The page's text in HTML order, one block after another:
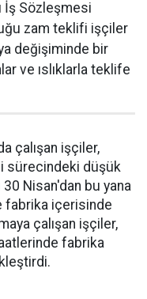
İş Sözleşmesi
zam teklifi işçiler
değişiminde bir
ve ıslıklarla teklife
çalışan işçiler,
sürecindeki düşük
Nisan'dan bu yana
fabrika içerisinde
çalışan işçiler,
fabrika